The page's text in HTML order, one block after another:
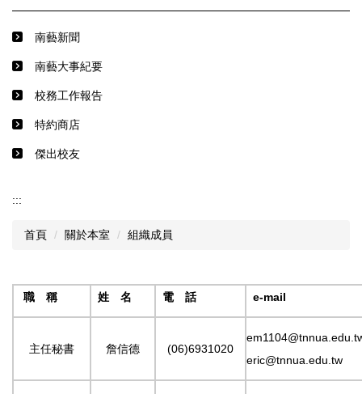
南藝新聞
南藝大事紀要
校務工作報告
特約商店
傑出校友
:::
首頁 關於本室 組織成員
職 稱 姓 名 電 話 e-mail
主任秘書 詹信德 (06)6931020
eric@tnnua.edu.tw